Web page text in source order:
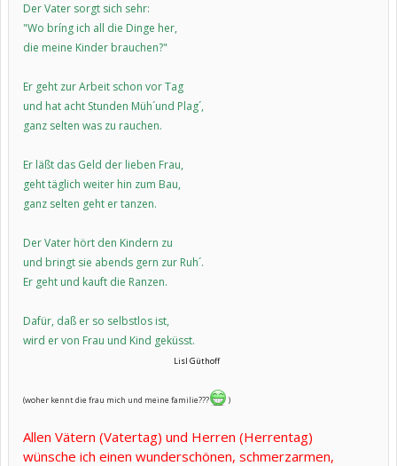
Der Vater sorgt sich sehr:
"Wo bríng ich all die Dinge her,
die meine Kinder brauchen?"
Er geht zur Arbeit schon vor Tag
und hat acht Stunden Müh´und Plag´,
ganz selten was zu rauchen.
Er läßt das Geld der lieben Frau,
geht täglich weiter hin zum Bau,
ganz selten geht er tanzen.
Der Vater hört den Kindern zu
und bringt sie abends gern zur Ruh´.
Er geht und kauft die Ranzen.
Dafür, daß er so selbstlos ist,
wird er von Frau und Kind geküsst.
Lisl Güthoff​
(woher kennt die frau mich und meine familie??? )
Allen Vätern (Vatertag) und Herren (Herrentag)
wünsche ich einen wunderschönen, schmerzarmen,